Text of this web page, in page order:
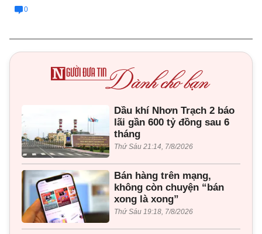
0
Dầu khí Nhơn Trạch 2 báo
lãi gần 600 tỷ đồng sau 6
tháng
Thứ Sáu 21:14, 7/8/2026
Bán hàng trên mạng,
không còn chuyện “bán
xong là xong”
Thứ Sáu 19:18, 7/8/2026